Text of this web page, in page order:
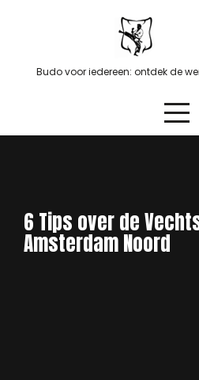
Budo voor iedereen: ontdek de
6 Tips over de
Amsterdam Noord